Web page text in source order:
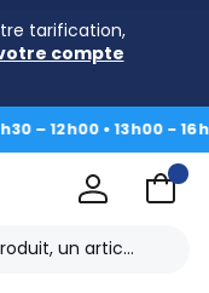
tarification,
compte
• 13h00 - 16h30|